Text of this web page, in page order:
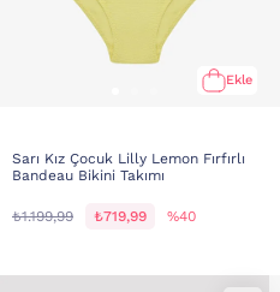
Ekle
Sarı Kız Çocuk Lilly Lemon Fırfırlı
Bandeau Bikini Takımı
₺1.199,99 ₺719,99 %40